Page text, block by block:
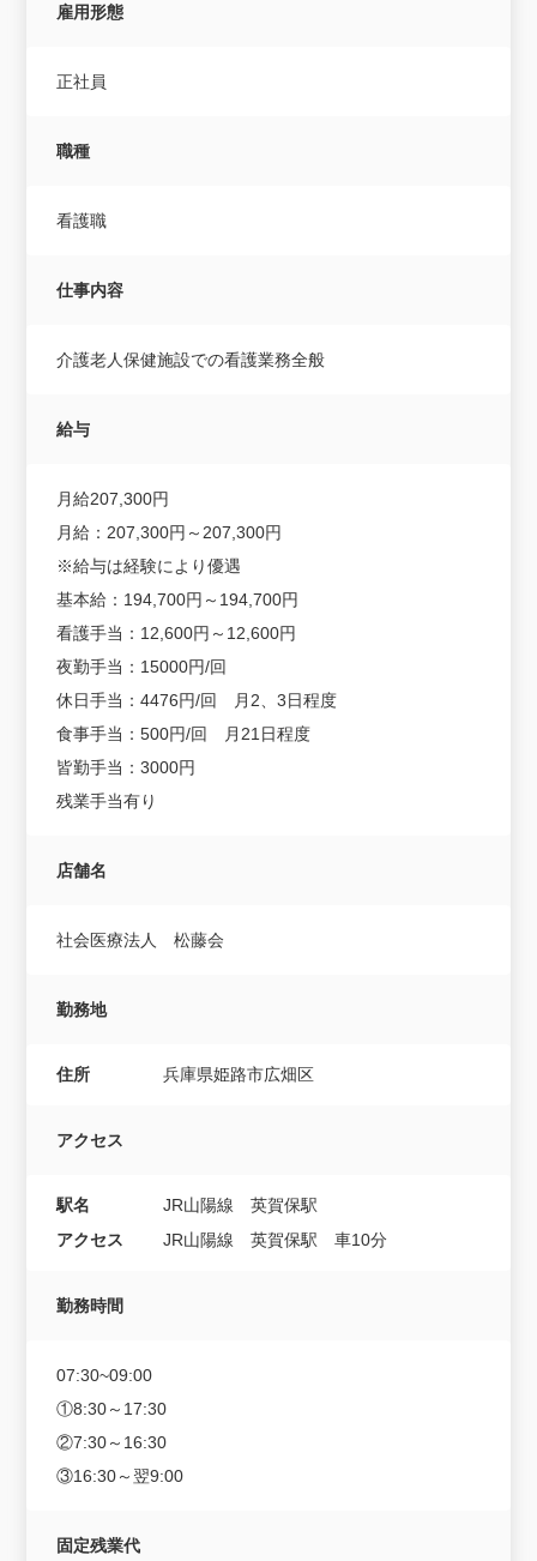
雇用形態
正社員
職種
看護職
仕事内容
介護老人保健施設での看護業務全般
給与
月給207,300円
月給：207,300円～207,300円
※給与は経験により優遇
基本給：194,700円～194,700円
看護手当：12,600円～12,600円
夜勤手当：15000円/回
休日手当：4476円/回 月2、3日程度
食事手当：500円/回 月21日程度
皆勤手当：3000円
残業手当有り
店舗名
社会医療法人 松藤会
勤務地
住所 兵庫県姫路市広畑区
アクセス
駅名
JR山陽線 英賀保駅
アクセス
JR山陽線 英賀保駅 車10分
勤務時間
07:30~09:00
①8:30～17:30
②7:30～16:30
③16:30～翌9:00
固定残業代